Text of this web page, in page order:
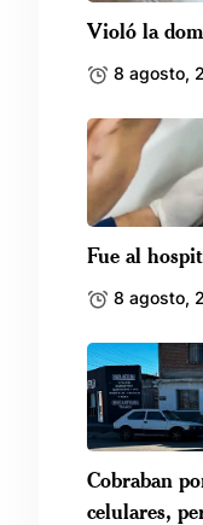
Violó la
8 agosto,
Fue al
8 agosto,
Cobraban
celulares,